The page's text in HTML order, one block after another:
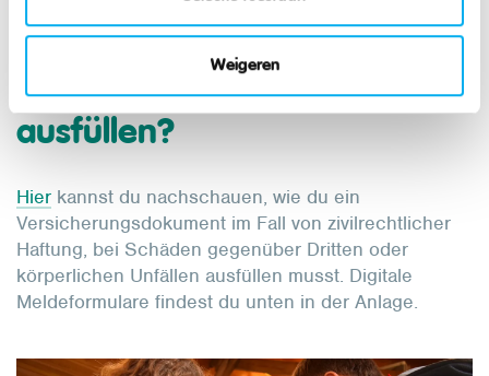
Weigeren
körperliche Unfälle versichert.
Versicherungsunterlagen
ausfüllen?
Hier kannst du nachschauen, wie du ein
Versicherungsdokument im Fall von zivilrechtlicher
Haftung, bei Schäden gegenüber Dritten oder
körperlichen Unfällen ausfüllen musst. Digitale
Meldeformulare findest du unten in der Anlage.